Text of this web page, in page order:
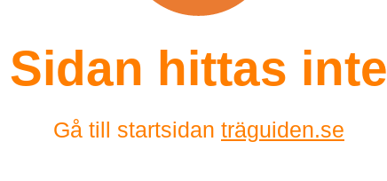
Sidan hittas inte
Gå till startsidan träguiden.se